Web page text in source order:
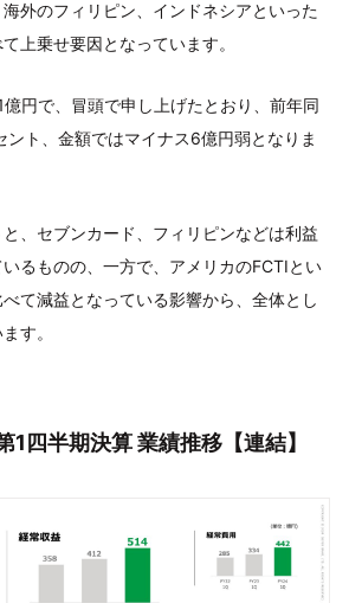
外のフィリピン、インドネシアといった
上乗せ要因となっています。
円で、冒頭で申し上げたとおり、前年同
ント、金額ではマイナス6億円弱となりま
、セブンカード、フィリピンなどは利益
るものの、一方で、アメリカのFCTIとい
て減益となっている影響から、全体とし
す。
四半期決算 業績推移【連結】